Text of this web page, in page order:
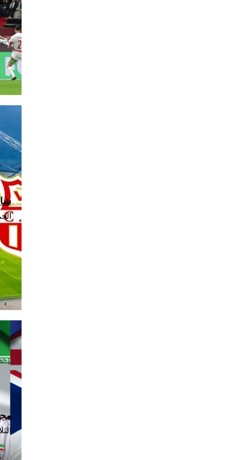
الجمعة،